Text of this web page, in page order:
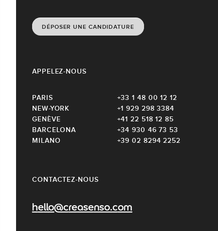
CONTACTEZ-NOUS
hello@creasenso.com
DÉPOSER UNE CANDIDATURE
APPELEZ-NOUS
PARIS
+33 1 48 00 12 12
NEW-YORK
+1 929 298 3384
GENÈVE
+41 22 518 12 85
BARCELONA
+34 930 46 73 53
MILANO
+39 02 8294 2252